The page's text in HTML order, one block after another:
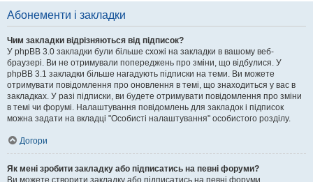
Абонементи і закладки
Чим закладки відрізняються від підписок?
У phpBB 3.0 закладки були більше схожі на закладки в вашому веб-
браузері. Ви не отримували попереджень про зміни, що відбулися. У
phpBB 3.1 закладки більше нагадують підписки на теми. Ви можете
отримувати повідомлення про оновлення в темі, що знаходиться у вас в
закладках. У разі підписки, ви будете отримувати повідомлення про зміни
в темі чи форумі. Налаштування повідомлень для закладок і підписок
можна задати на вкладці "Особисті налаштування" особистого розділу.
Догори
Як мені зробити закладку або підписатись на певні форуми?
Ви можете створити закладку або підписатись на певні форуми,